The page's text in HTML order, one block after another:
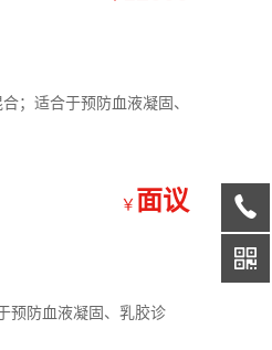
；适合于预防血液凝固、
￥ 面议
预防血液凝固、乳胶诊